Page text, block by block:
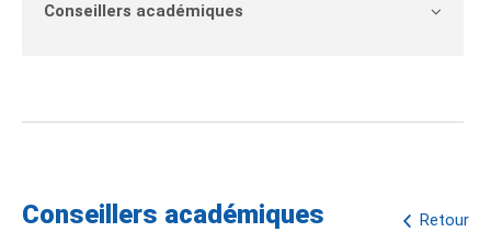
Conseillers académiques
Retour
Conseillers académiques